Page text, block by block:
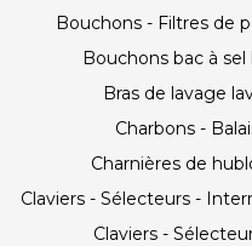
Bouchons - Filtres de
Bouchons bac à sel
Bras de lavage
Charbons -
Charnières de
Claviers - Sélecteurs -
Claviers -